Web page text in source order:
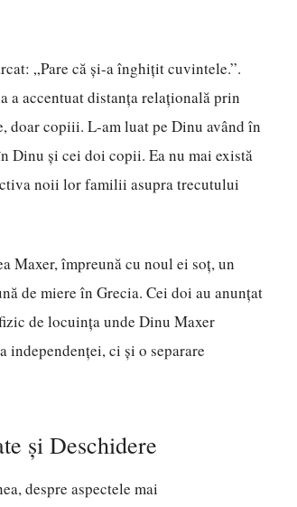
„Pare că și-a înghițit cuvintele.”.
a accentuat distanța relațională prin
doar copiii. L-am luat pe Dinu având în
Dinu și cei doi copii. Ea nu mai există
noii lor familii asupra trecutului
Maxer, împreună cu noul ei soț, un
de miere în Grecia. Cei doi au anunțat
de locuința unde Dinu Maxer
independenței, ci și o separare
și Deschidere
despre aspectele mai